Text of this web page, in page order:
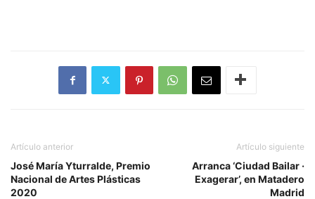
Artículo anterior
José María Yturralde, Premio
Nacional de Artes Plásticas
2020
Artículo siguiente
Arranca ‘Ciudad Bailar ·
Exagerar’, en Matadero
Madrid